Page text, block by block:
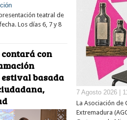
teatral de
Los días 6, 7 y 8
con
basada
7 Agosto 2026 |
La Asociación de
Extremadura